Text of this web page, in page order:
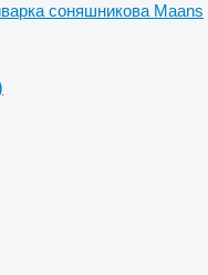
соняшникова Maans